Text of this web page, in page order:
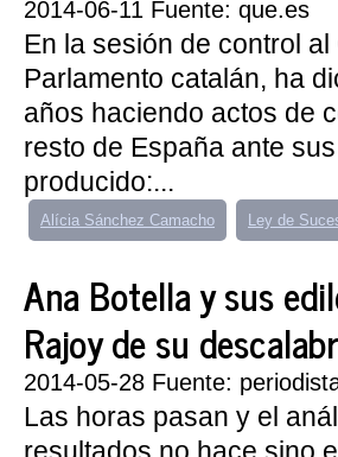
2014-06-11 Fuente: que.es
En la sesión de control
Parlamento catalán, ha
años haciendo actos de
resto de España ante
producido:...
Alícia Sánchez Camacho Ley de
Ana Botella y sus
Rajoy de su
2014-05-28 Fuente:
Las horas pasan y el